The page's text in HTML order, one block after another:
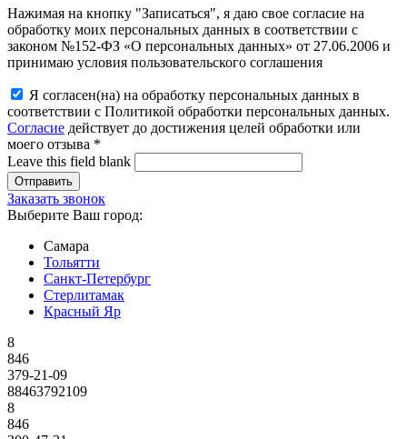
Нажимая на кнопку "Записаться", я даю свое согласие на
обработку моих персональных данных в соответствии с
законом №152-ФЗ «О персональных данных» от 27.06.2006 и
принимаю условия пользовательского соглашения
Я согласен(на) на обработку персональных данных в
соответствии с Политикой обработки персональных данных.
Согласие действует до достижения целей обработки или
моего отзыва *
Leave this field blank
Заказать звонок
Выберите Ваш город:
Самара
Тольятти
Санкт-Петербург
Стерлитамак
Красный Яр
8
846
379-21-09
88463792109
8
846